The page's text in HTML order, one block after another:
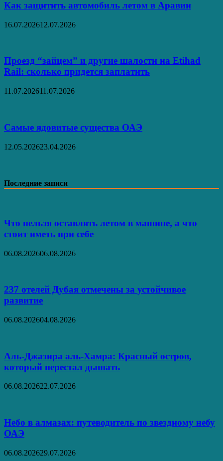
Как защитить автомобиль летом в Аравии
16.07.202612.07.2026
Проезд “зайцем” и другие шалости на Etihad
Rail: сколько придется заплатить
11.07.202611.07.2026
Самые ядовитые существа ОАЭ
12.05.202623.04.2026
Последние записи
Что нельзя оставлять летом в машине, а что
стоит иметь при себе
06.08.202606.08.2026
237 отелей Дубая отмечены за устойчивое
развитие
06.08.202604.08.2026
Аль‑Джазира аль‑Хамра: Красный остров,
который перестал дышать
06.08.202622.07.2026
Небо в алмазах: путеводитель по звездному небу
ОАЭ
06.08.202629.07.2026